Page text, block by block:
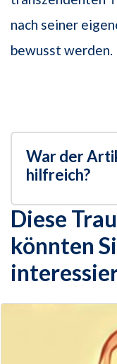
nach seiner
bewusst werden.
War der
hilfreich?
Diese
könnten